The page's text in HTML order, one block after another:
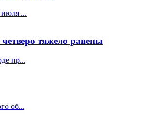
июля ...
тяжело ранены
пр...
об...